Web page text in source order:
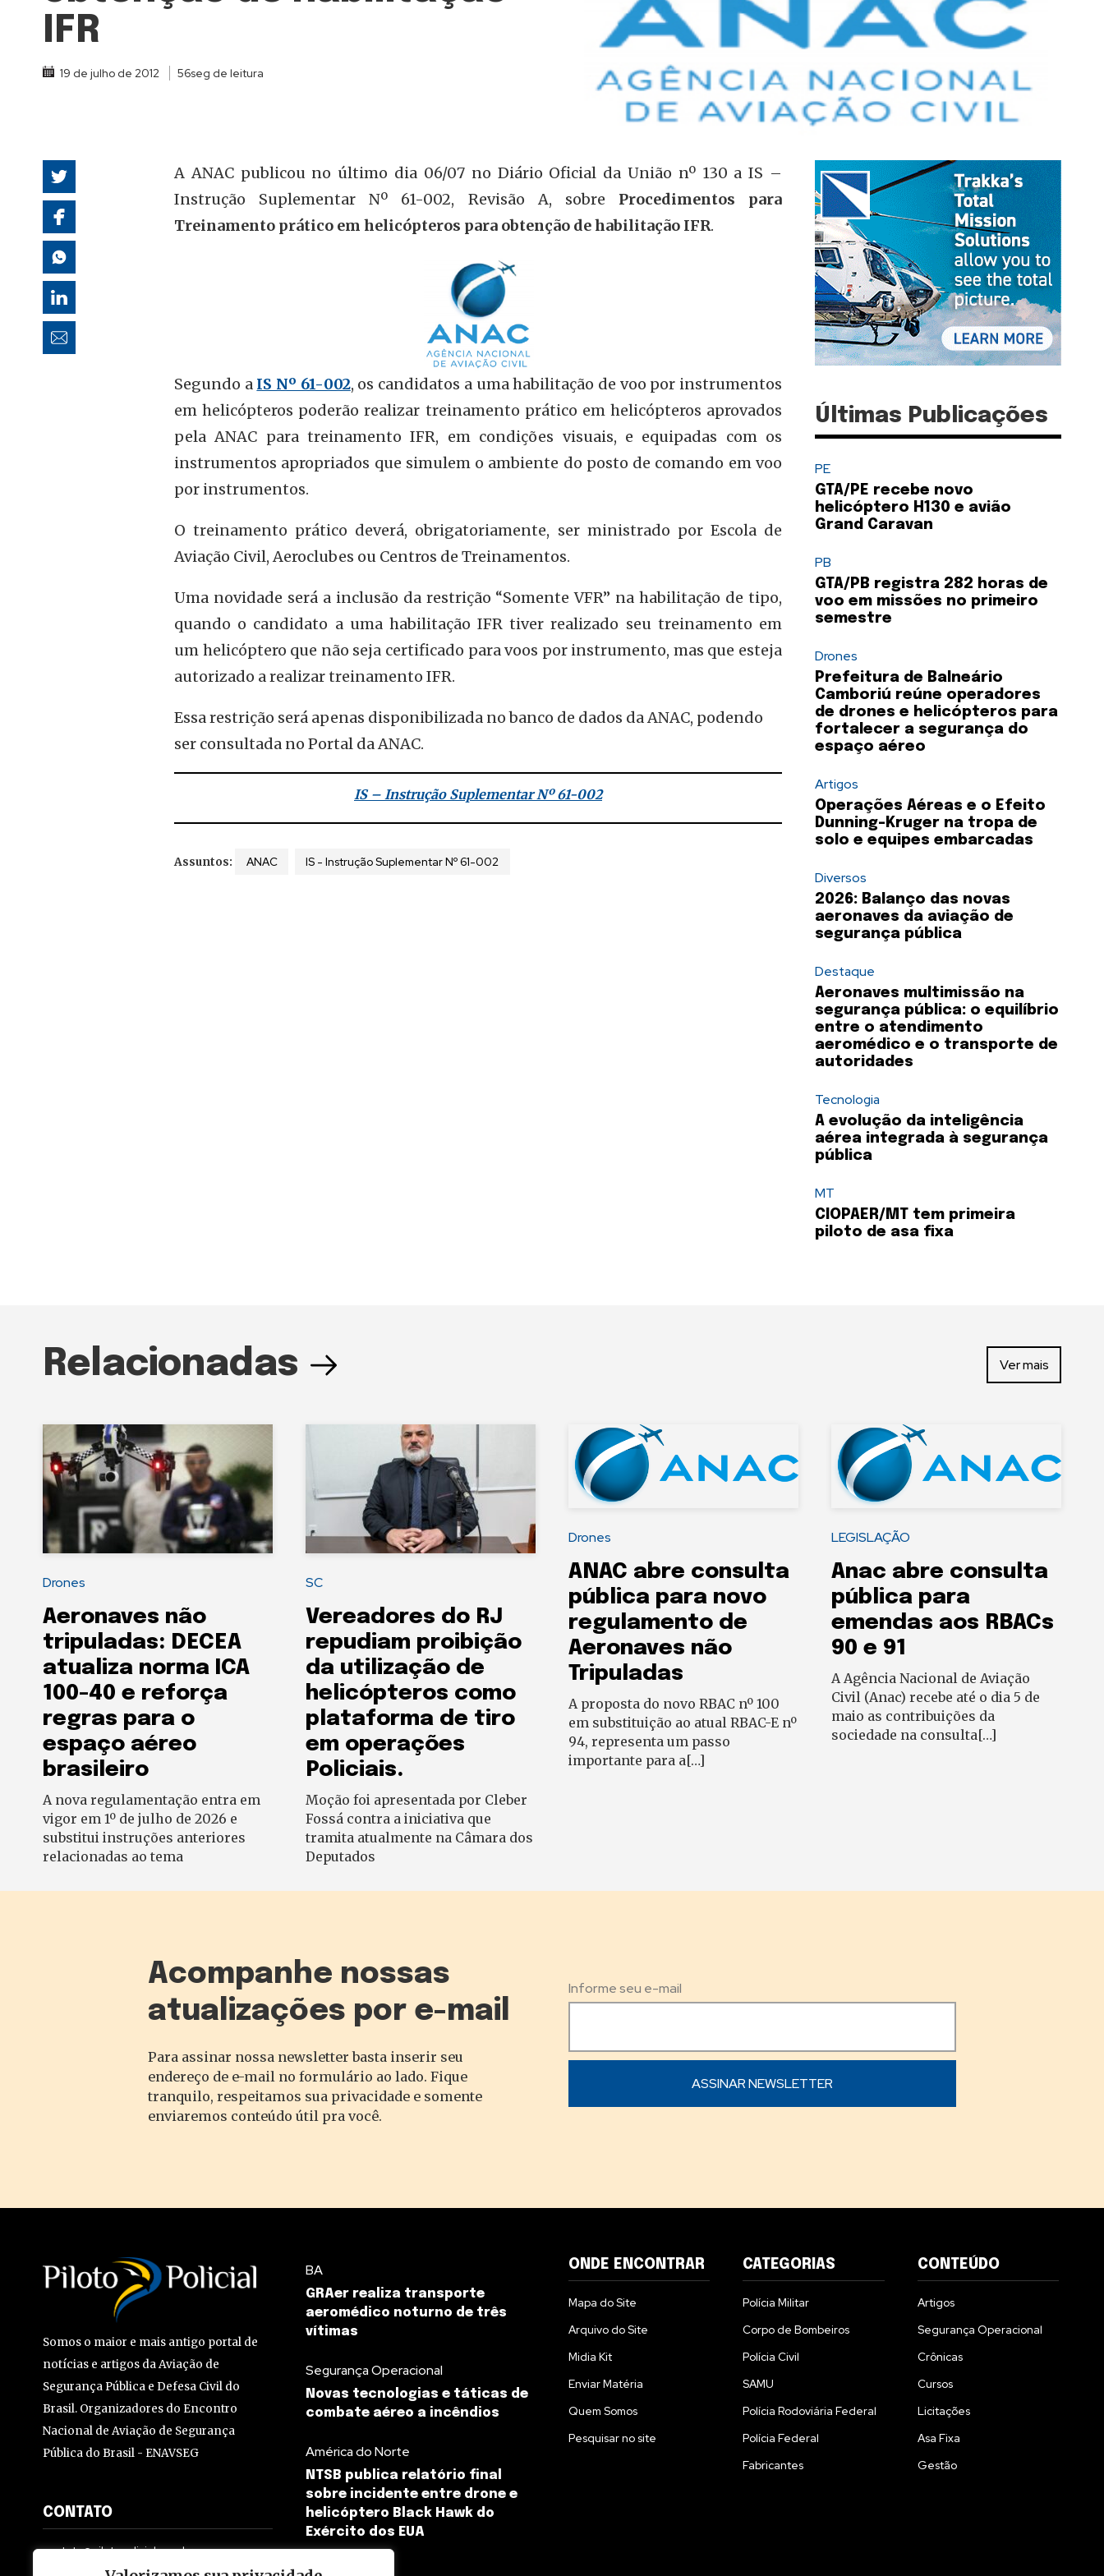
IFR
19 de julho de 2012 56seg de leitura
A ANAC publicou no último dia 06/07 no Diário Oficial da União nº 130 a IS –
Instrução Suplementar Nº 61-002, Revisão A, sobre Procedimentos para
Treinamento prático em helicópteros para obtenção de habilitação IFR.
Segundo a IS Nº 61-002, os candidatos a uma habilitação de voo por instrumentos
em helicópteros poderão realizar treinamento prático em helicópteros aprovados
pela ANAC para treinamento IFR, em condições visuais, e equipadas com os
instrumentos apropriados que simulem o ambiente do posto de comando em voo
por instrumentos.
O treinamento prático deverá, obrigatoriamente, ser ministrado por Escola de
Aviação Civil, Aeroclubes ou Centros de Treinamentos.
Uma novidade será a inclusão da restrição “Somente VFR” na habilitação de tipo,
quando o candidato a uma habilitação IFR tiver realizado seu treinamento em
um helicóptero que não seja certificado para voos por instrumento, mas que esteja
autorizado a realizar treinamento IFR.
Essa restrição será apenas disponibilizada no banco de dados da ANAC, podendo
ser consultada no Portal da ANAC.
IS – Instrução Suplementar Nº 61-002
Assuntos: ANAC IS - Instrução Suplementar Nº 61-002
Últimas Publicações
PE
GTA/PE recebe novo
helicóptero H130 e avião
Grand Caravan
PB
GTA/PB registra 282 horas de
voo em missões no primeiro
semestre
Drones
Prefeitura de Balneário
Camboriú reúne operadores
de drones e helicópteros para
fortalecer a segurança do
espaço aéreo
Artigos
Operações Aéreas e o Efeito
Dunning-Kruger na tropa de
solo e equipes embarcadas
Diversos
2026: Balanço das novas
aeronaves da aviação de
segurança pública
Destaque
Aeronaves multimissão na
segurança pública: o equilíbrio
entre o atendimento
aeromédico e o transporte de
autoridades
Tecnologia
A evolução da inteligência
aérea integrada à segurança
pública
MT
CIOPAER/MT tem primeira
piloto de asa fixa
Relacionadas Ver mais
Drones
Aeronaves não
tripuladas: DECEA
atualiza norma ICA
100-40 e reforça
regras para o
espaço aéreo
brasileiro
A nova regulamentação entra em
vigor em 1º de julho de 2026 e
substitui instruções anteriores
relacionadas ao tema
SC
Vereadores do RJ
repudiam proibição
da utilização de
helicópteros como
plataforma de tiro
em operações
Policiais.
Moção foi apresentada por Cleber
Fossá contra a iniciativa que
tramita atualmente na Câmara dos
Deputados
Drones
ANAC abre consulta
pública para novo
regulamento de
Aeronaves não
Tripuladas
A proposta do novo RBAC nº 100
em substituição ao atual RBAC-E nº
94, representa um passo
importante para a[…]
LEGISLAÇÃO
Anac abre consulta
pública para
emendas aos RBACs
90 e 91
A Agência Nacional de Aviação
Civil (Anac) recebe até o dia 5 de
maio as contribuições da
sociedade na consulta[…]
Acompanhe nossas
atualizações por e-mail
Para assinar nossa newsletter basta inserir seu
endereço de e-mail no formulário ao lado. Fique
tranquilo, respeitamos sua privacidade e somente
enviaremos conteúdo útil pra você.
Informe seu e-mail
Somos o maior e mais antigo portal de
notícias e artigos da Aviação de
Segurança Pública e Defesa Civil do
Brasil. Organizadores do Encontro
Nacional de Aviação de Segurança
Pública do Brasil - ENAVSEG
CONTATO
contato@pilotopolicial.com.br
BA
GRAer realiza transporte
aeromédico noturno de três
vítimas
Segurança Operacional
Novas tecnologias e táticas de
combate aéreo a incêndios
América do Norte
NTSB publica relatório final
sobre incidente entre drone e
helicóptero Black Hawk do
Exército dos EUA
ONDE ENCONTRAR
Mapa do Site
Arquivo do Site
Midia Kit
Enviar Matéria
Quem Somos
Pesquisar no site
CATEGORIAS
Polícia Militar
Corpo de Bombeiros
Polícia Civil
SAMU
Polícia Rodoviária Federal
Polícia Federal
Fabricantes
CONTEÚDO
Artigos
Segurança Operacional
Crônicas
Cursos
Licitações
Asa Fixa
Gestão